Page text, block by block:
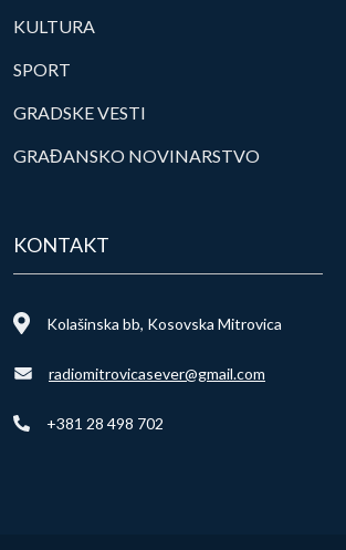
KULTURA
SPORT
GRADSKE VESTI
GRAĐANSKO NOVINARSTVO
KONTAKT
Kolašinska bb, Kosovska Mitrovica
radiomitrovicasever@gmail.com
+381 28 498 702